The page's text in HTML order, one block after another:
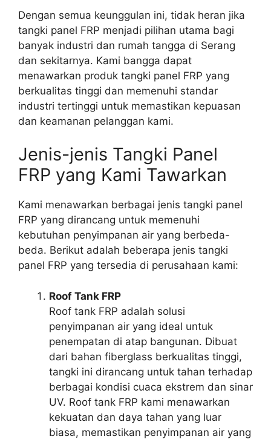
Dengan semua keunggulan ini, tidak heran jika
tangki panel FRP menjadi pilihan utama bagi
banyak industri dan rumah tangga di Serang
dan sekitarnya. Kami bangga dapat
menawarkan produk tangki panel FRP yang
berkualitas tinggi dan memenuhi standar
industri tertinggi untuk memastikan kepuasan
dan keamanan pelanggan kami.
Jenis-jenis Tangki Panel
FRP yang Kami Tawarkan
Kami menawarkan berbagai jenis tangki panel
FRP yang dirancang untuk memenuhi
kebutuhan penyimpanan air yang berbeda-
beda. Berikut adalah beberapa jenis tangki
panel FRP yang tersedia di perusahaan kami:
Roof Tank FRP
Roof tank FRP adalah solusi
penyimpanan air yang ideal untuk
penempatan di atap bangunan. Dibuat
dari bahan fiberglass berkualitas tinggi,
tangki ini dirancang untuk tahan terhadap
berbagai kondisi cuaca ekstrem dan sinar
UV. Roof tank FRP kami menawarkan
kekuatan dan daya tahan yang luar
biasa, memastikan penyimpanan air yang